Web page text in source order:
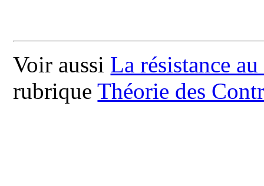
Voir aussi La résistance
rubriqueThéorie des